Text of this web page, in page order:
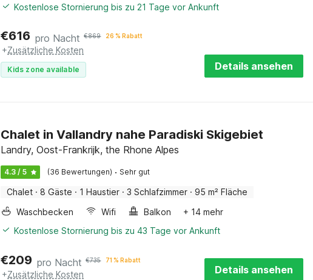
Kostenlose Stornierung bis zu 21 Tage vor Ankunft
€616 pro Nacht €869 26 % Rabatt
+Zusätzliche Kosten
Kids zone available Details ansehen
Chalet in Vallandry nahe Paradiski Skigebiet
Landry, Oost-Frankrijk, the Rhone Alpes
4.3 / 5 (36 Bewertungen) · Sehr gut
Chalet · 8 Gäste · 1 Haustier · 3 Schlafzimmer · 95 m² Fläche
Waschbecken
Wifi Balkon
+ 14 mehr
Kostenlose Stornierung bis zu 43 Tage vor Ankunft
€209 pro Nacht €735 71 % Rabatt
+Zusätzliche Kosten Details ansehen